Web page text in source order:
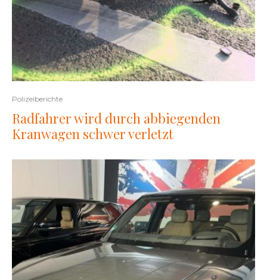
Polizeiberichte
Radfahrer wird durch abbiegenden
Kranwagen schwer verletzt